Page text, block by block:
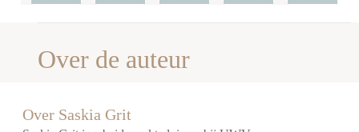
Over de auteur
Over Saskia Grit